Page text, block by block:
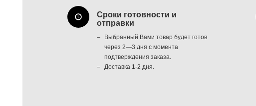
Сроки готовности и
отправки
Выбранный Вами товар будет готов
через 2—3 дня с момента
подтверждения заказа.
Доставка 1-2 дня.